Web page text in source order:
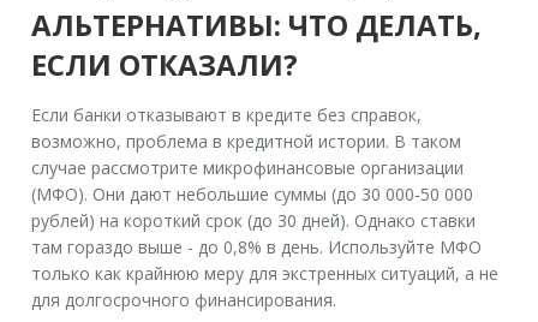
АЛЬТЕРНАТИВЫ: ЧТО ДЕЛАТЬ,
ЕСЛИ ОТКАЗАЛИ?
Если банки отказывают в кредите без справок,
возможно, проблема в кредитной истории. В таком
случае рассмотрите микрофинансовые организации
(МФО). Они дают небольшие суммы (до 30 000-50 000
рублей) на короткий срок (до 30 дней). Однако ставки
там гораздо выше - до 0,8% в день. Используйте МФО
только как крайнюю меру для экстренных ситуаций, а не
для долгосрочного финансирования.